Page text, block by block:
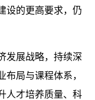
设的更高要求，仍
发展战略，持续深
局与课程体系，
人才培养质量、科